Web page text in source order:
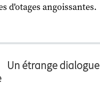
d'otages angoissantes.
Un étrange dialogue